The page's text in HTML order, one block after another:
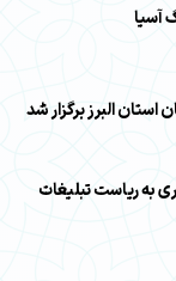
آسیا
البرز برگزار شد
به ریاست تبلیغات